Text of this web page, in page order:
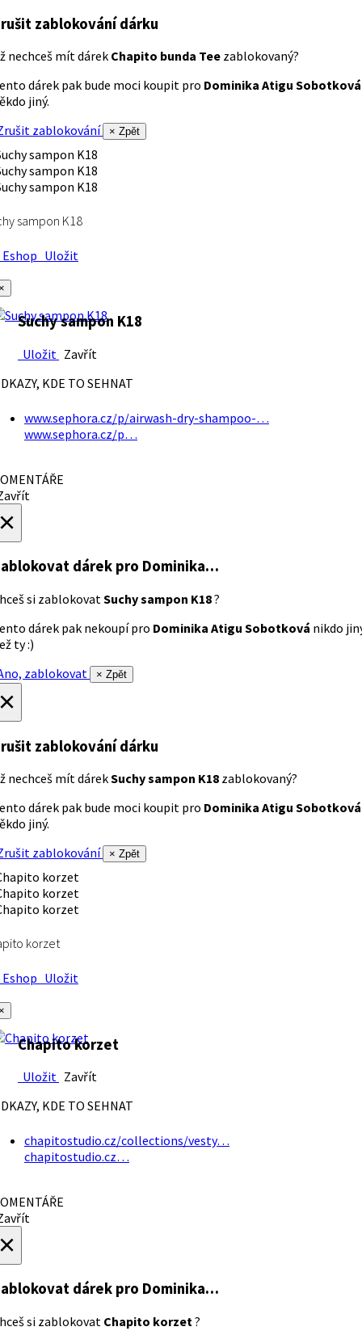
zablokování dárku
nechceš mít dárek Chapito bunda Tee zablokovaný?
dárek pak bude moci koupit pro Dominika Atigu Sobotková
jiný.
zablokování
× Zpět
sampon K18
Uložit
Suchy sampon K18
Uložit Zavřít
KDE TO SEHNAT
www.sephora.cz/p/airwash-dry-shampoo-…
www.sephora.cz/p…
dárek pro Dominika…
si zablokovatSuchy sampon K18?
dárek pak nekoupí pro Dominika Atigu Sobotková nikdo
ty :)
zablokovat
× Zpět
zablokování dárku
nechceš mít dárekSuchy sampon K18 zablokovaný?
dárek pak bude moci koupit pro Dominika Atigu Sobotková
jiný.
zablokování
× Zpět
korzet
Uložit
Chapito korzet
Uložit Zavřít
KDE TO SEHNAT
chapitostudio.cz/collections/vesty…
chapitostudio.cz…
dárek pro Dominika…
si zablokovat Chapito korzet?